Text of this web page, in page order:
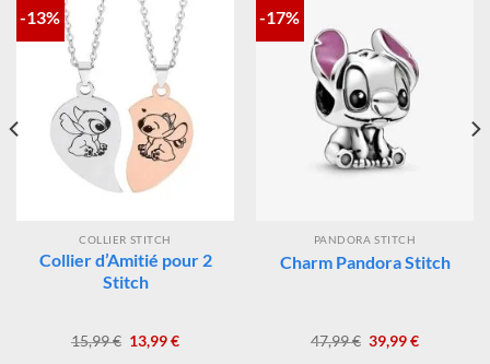
-13%
COLLIER STITCH
Collier d’Amitié pour 2
Stitch
15,99€ Le
prix
13,99€Le
-17%
PANDORA STITCH
Charm Pandora Stitch
47,99€ Le
prix
39,99€Le